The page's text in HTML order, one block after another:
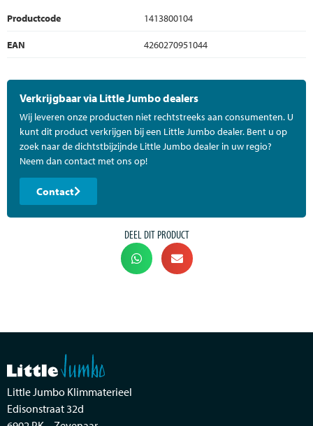
Productcode
1413800104
EAN
4260270951044
Verkrijgbaar via Little Jumbo dealers
Wij leveren onze producten niet rechtstreeks aan consumenten. U
kunt dit product verkrijgen bij een Little Jumbo dealer. Bent u op
zoek naar de dichtstbijzijnde Little Jumbo dealer in uw regio?
Neem dan contact met ons op!
Contact
DEEL DIT PRODUCT
Little Jumbo Klimmaterieel
Edisonstraat 32d